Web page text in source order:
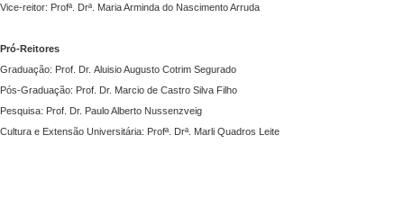
Vice-reitor: Profª. Drª. Maria Arminda do Nascimento Arruda
Pró-Reitores
Graduação: Prof. Dr. Aluisio Augusto Cotrim Segurado
Pós-Graduação: Prof. Dr. Marcio de Castro Silva Filho
Pesquisa: Prof. Dr. Paulo Alberto Nussenzveig
Cultura e Extensão Universitária: Profª. Drª. Marli Quadros Leite